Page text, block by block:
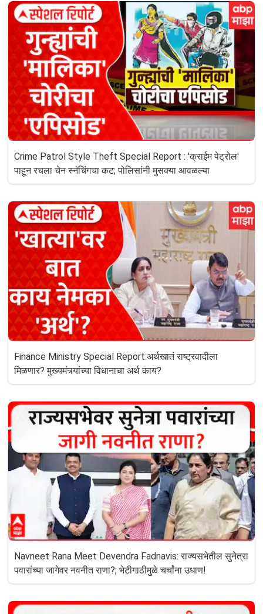
Crime Patrol Style Theft Special Report : 'क्राईम पेट्रोल'
पाहून रचला चेन स्नॅचिंगचा कट; पोलिसांनी मुसक्या आवळल्या
Finance Ministry Special Report:अर्थखातं राष्ट्रवादीला
मिळणार? मुख्यमंत्र्यांच्या विधानाचा अर्थ काय?
Navneet Rana Meet Devendra Fadnavis: राज्यसभेतील सुनेत्रा
पवारांच्या जागेवर नवनीत राणा?; भेटीगाठीमुळे चर्चांना उधाण!